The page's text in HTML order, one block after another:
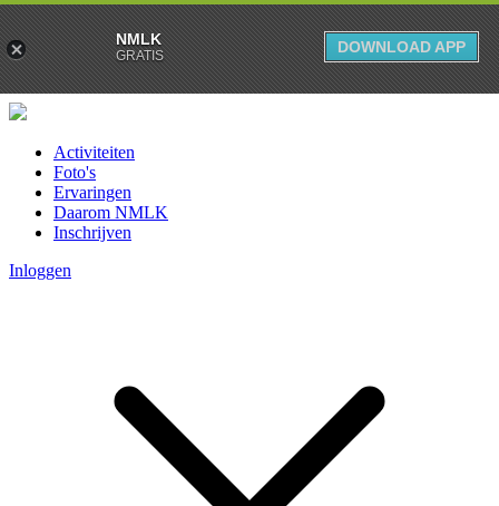
Activiteiten
Foto's
Ervaringen
Daarom NMLK
Inschrijven
Inloggen
NMLK
GRATIS DOWNLOAD APP